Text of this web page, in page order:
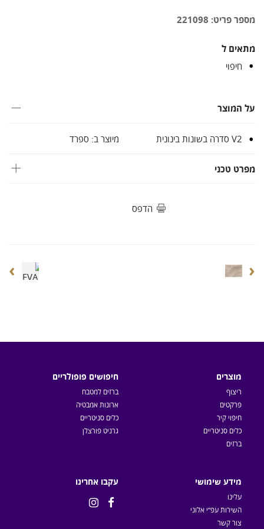
מספר פריט: 221098
מתאים ל
חיפוי
על המוצר
V2 סדרה בשונות בינונית מיוצר ב: ספרד
מפרט טכני
הדפס
‹
›
מוצרים
ריצוף
פרקטים
חיפוי קיר
כלים סניטריים
ברזים
חיפושים פופולריים
ברזים למטבח
ארונות אמבטיה
כלים סניטריים
גרניט פורצלן
מידע שימושי
עלינו
השירות עפ״י אלוני
צור קשר
עקבו אחרינו

